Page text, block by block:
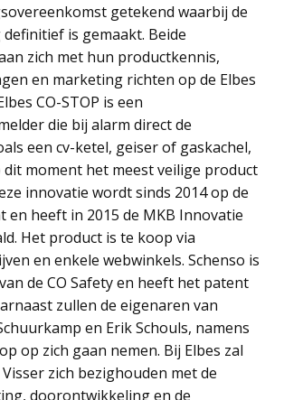
getekend waarbij de
is gemaakt. Beide
zich met hun productkennis,
en marketing richten op de Elbes
CO-STOP is een
die bij alarm direct de
een cv-ketel, geiser of gaskachel,
dit moment het meest veilige product
innovatie wordt sinds 2014 op de
en heeft in 2015 de MKB Innovatie
Het product is te koop via
en enkele webwinkels. Schenso is
de CO Safety en heeft het patent
zullen de eigenaren van
en Erik Schouls, namens
op zich gaan nemen. Bij Elbes zal
zich bezighouden met de
doorontwikkeling en de